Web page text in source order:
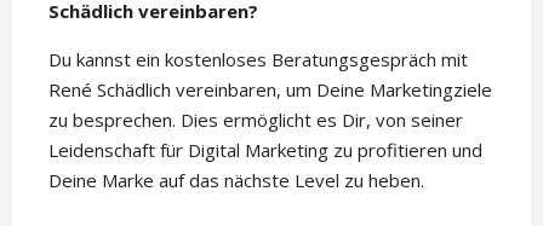
Schädlich vereinbaren?
Du kannst ein kostenloses Beratungsgespräch mit
René Schädlich vereinbaren, um Deine Marketingziele
zu besprechen. Dies ermöglicht es Dir, von seiner
Leidenschaft für Digital Marketing zu profitieren und
Deine Marke auf das nächste Level zu heben.